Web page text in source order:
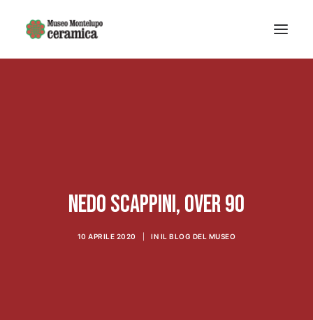
La Fondazione
Mostre e eventi
Nedo Scappini, over 90
10 APRILE 2020 IN IL BLOG DEL MUSEO